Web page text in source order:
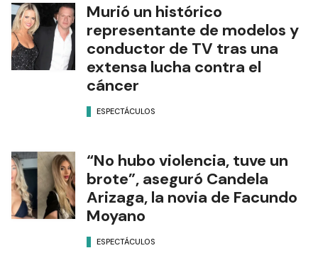
Murió un histórico
representante de modelos y
conductor de TV tras una
extensa lucha contra el
cáncer
ESPECTÁCULOS
“No hubo violencia, tuve un
brote”, aseguró Candela
Arizaga, la novia de Facundo
Moyano
ESPECTÁCULOS